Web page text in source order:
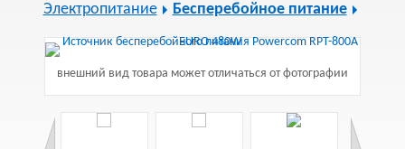
Электропитание Бесперебойное питание
внешний вид товара может отличаться от фотографии